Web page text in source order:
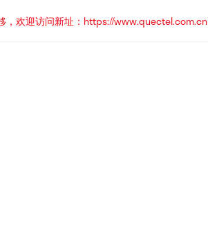
，欢迎访问新址：https://www.quectel.com.cn